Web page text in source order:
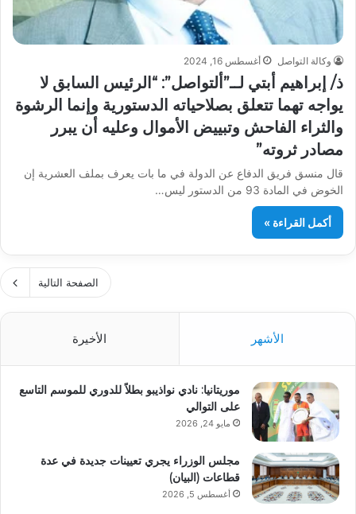
وكالة التواصل أغسطس 16, 2024
ذ/ إبراهيم أبتي لــ”ألتواصل”: “الرئيس السابق لا
يواجه تهما تتعلق بصلاحياته الدستورية وإنما الرشوة
والثراء الفاحش وتبييض الأموال وعليه أن يبرر
مصادر ثروته”
قال منسق فريق الدفاع عن الدولة في ما بات يعرف بملف العشرية إن
الخوض في المادة 93 من الدستور ليس…
أكمل القراءة »
الصفحة التالية
الأشهر الأخيرة
موريتانيا: نادي نواذيبو بطلاً للدوري للموسم التاسع
على التوالي
مايو 24, 2026
مجلس الوزراء يجري تعيينات جديدة في عدة
قطاعات (البيان)
أغسطس 5, 2026